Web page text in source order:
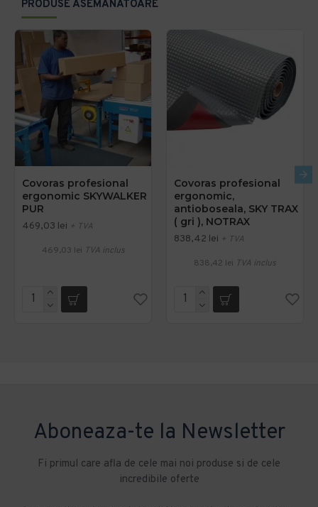
PRODUSE ASEMANATOARE
Covoras profesional
ergonomic SKYWALKER
PUR
469,03 lei + TVA
469,03 lei TVA inclus
Covoras profesional
ergonomic,
antioboseala, SKY TRAX
( gri ), NOTRAX
838,42 lei + TVA
838,42 lei TVA inclus
Aboneaza-te la Newsletter
Fi primul care afla de cele mai noi produse si de cele
incredibile oferte